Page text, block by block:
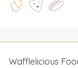
Wafflelicious